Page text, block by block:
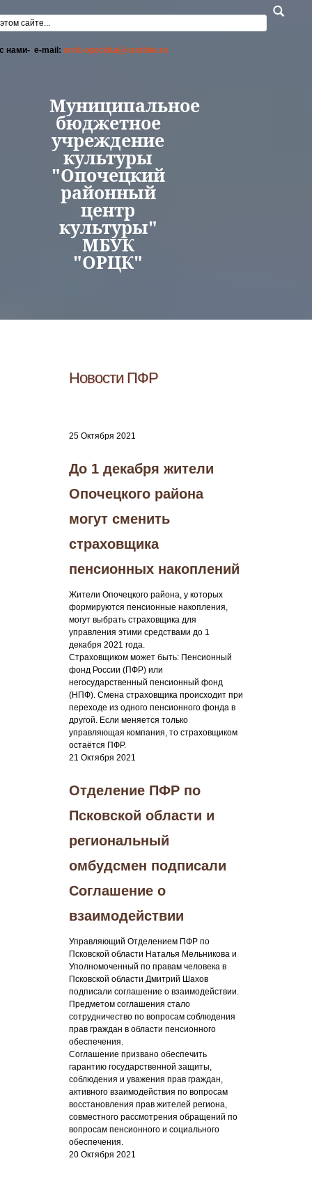
поиска
нами- e-mail: orck-opochka@rambler.ru
Муниципальное
бюджетное
учреждение
культуры
"Опочецкий
районный
центр
культуры"
МБУК
"ОРЦК"
Новости ПФР
25 Октября 2021
До 1 декабря жители
Опочецкого района
могут сменить
страховщика
пенсионных накоплений
Жители Опочецкого района, у которых
формируются пенсионные накопления,
могут выбрать страховщика для
управления этими средствами до 1
декабря 2021 года.
Страховщиком может быть: Пенсионный
фонд России (ПФР) или
негосударственный пенсионный фонд
(НПФ). Смена страховщика происходит при
переходе из одного пенсионного фонда в
другой. Если меняется только
управляющая компания, то страховщиком
остаётся ПФР.
21 Октября 2021
Отделение ПФР по
Псковской области и
региональный
омбудсмен подписали
Соглашение о
взаимодействии
Управляющий Отделением ПФР по
Псковской области Наталья Мельникова и
Уполномоченный по правам человека в
Псковской области Дмитрий Шахов
подписали соглашение о взаимодействии.
Предметом соглашения стало
сотрудничество по вопросам соблюдения
прав граждан в области пенсионного
обеспечения.
Соглашение призвано обеспечить
гарантию государственной защиты,
соблюдения и уважения прав граждан,
активного взаимодействия по вопросам
восстановления прав жителей региона,
совместного рассмотрения обращений по
вопросам пенсионного и социального
обеспечения.
20 Октября 2021